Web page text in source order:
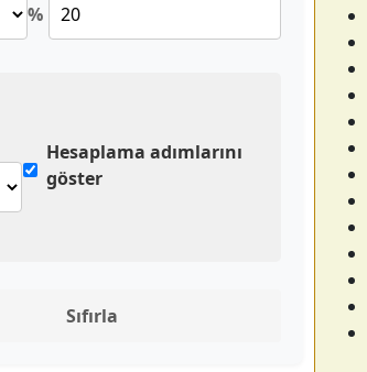
%
Hesaplama adımlarını
göster
Sıfırla